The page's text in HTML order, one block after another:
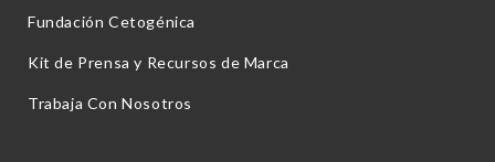
Fundación Cetogénica
Kit de Prensa y Recursos de Marca
Trabaja Con Nosotros